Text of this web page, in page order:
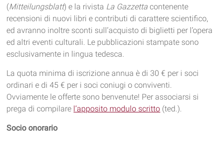
(Mitteilungsblatt) e la rivista La Gazzetta contenente
recensioni di nuovi libri e contributi di carattere scientifico,
ed avranno inoltre sconti sull’acquisto di biglietti per l’opera
ed altri eventi culturali. Le pubblicazioni stampate sono
esclusivamente in lingua tedesca.
La quota minima di iscrizione annua è di 30 € per i soci
ordinari e di 45 € per i soci coniugi o conviventi.
Ovviamente le offerte sono benvenute! Per associarsi si
prega di compilare l’apposito modulo scritto (ted.).
Socio onorario